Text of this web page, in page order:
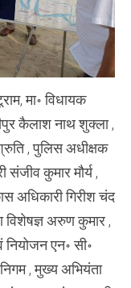
मा॰ विधायक
कैलाश नाथ शुक्ला ,
, पुलिस अधीक्षक
कुमार मौर्य ,
अधिकारी गिरीश चंद
अरुण कुमार ,
एन॰ सी॰
, मुख्य अभियंता